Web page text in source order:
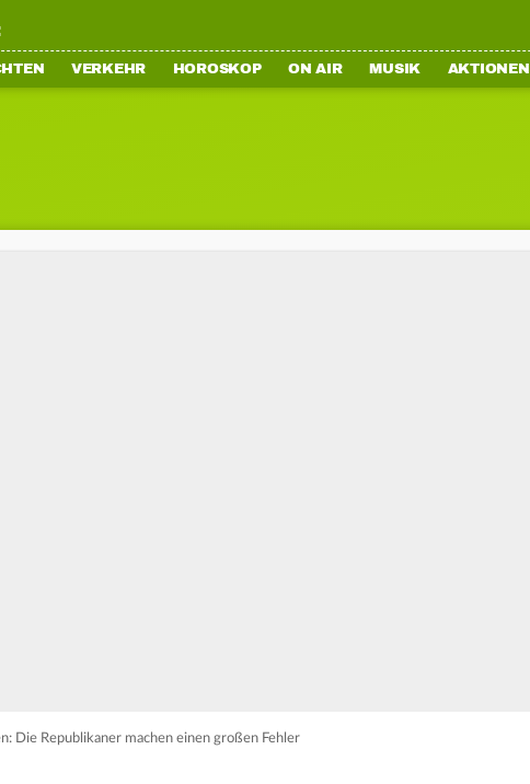
VERKEHR HOROSKOP ON AIR MUSIK AKTIONEN
Die Republikaner machen einen großen Fehler